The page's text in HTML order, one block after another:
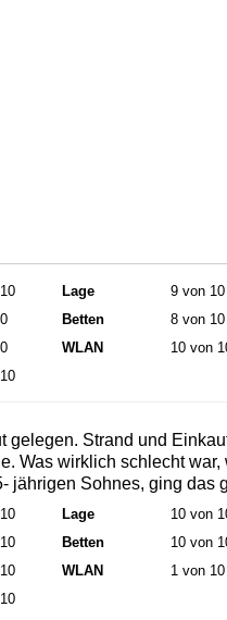
Lage
9 von 10
Betten
8 von 10
WLAN
10 von
gelegen. Strand und
Was wirklich schlecht war,
jährigen Sohnes, ging das
Lage
10 von
Betten
10 von
WLAN
1 von 10